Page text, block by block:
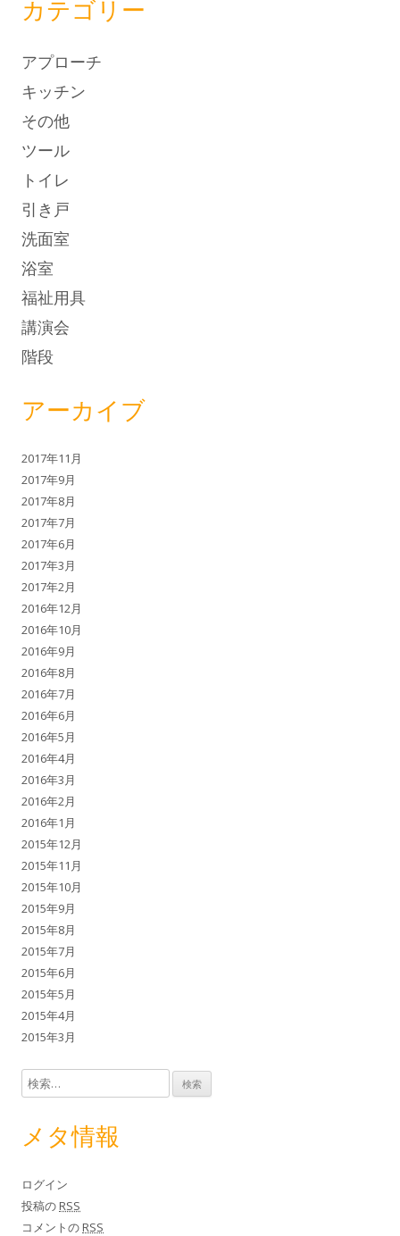
カテゴリー
アプローチ
キッチン
その他
ツール
トイレ
引き戸
洗面室
浴室
福祉用具
講演会
階段
アーカイブ
2017年11月
2017年9月
2017年8月
2017年7月
2017年6月
2017年3月
2017年2月
2016年12月
2016年10月
2016年9月
2016年8月
2016年7月
2016年6月
2016年5月
2016年4月
2016年3月
2016年2月
2016年1月
2015年12月
2015年11月
2015年10月
2015年9月
2015年8月
2015年7月
2015年6月
2015年5月
2015年4月
2015年3月
検索:
メタ情報
ログイン
投稿のRSS
コメントのRSS